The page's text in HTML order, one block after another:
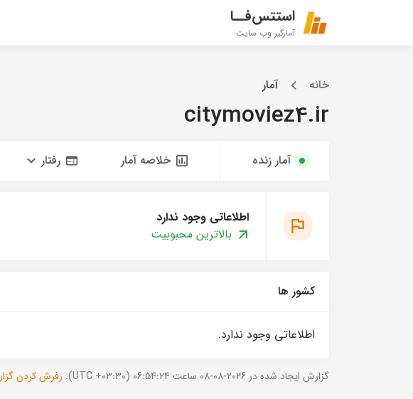
استتس‌فــا
آمارگیر وب سایت
خانه آمار
citymoviez4.ir
آمار زنده خلاصه آمار رفتار
اطلاعاتی وجود ندارد
بالاترین محبوبیت
کشور ها
اطلاعاتی وجود ندارد.
گزارش ایجاد شده در 2026-08-08 ساعت 06:54:24 (UTC +03:30). رفرش کردن